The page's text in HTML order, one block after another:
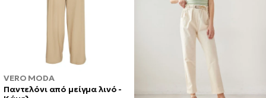
VERO MODA
Παντελόνι από μείγμα λινό -